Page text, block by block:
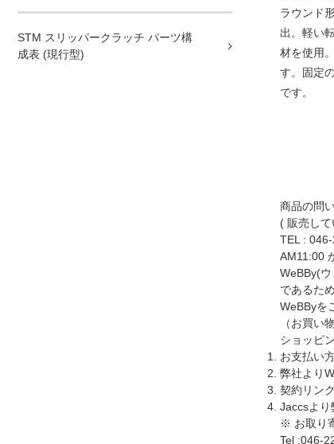
STM スリッパークラッチ パーツ構
成表 (現行型)
ラウンド
出。軽い
材を使用
す。固定
です。
商品の問
( 販売し
TEL : 046-
AM11:00
WeBBy(
であるた
WeBByを
（お買い
ショッピ
お支払い
弊社より
契約リン
Jaccsより
※ お取り
Tel :046-